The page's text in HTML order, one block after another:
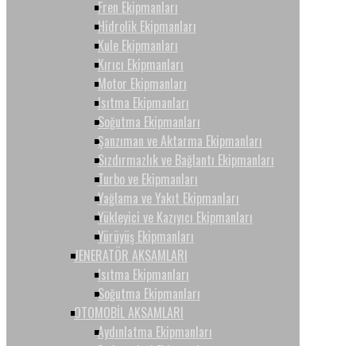
Fren Ekipmanları
Hidrolik Ekipmanları
Kule Ekipmanları
Kırıcı Ekipmanları
Motor Ekipmanları
Isıtma Ekipmanları
Soğutma Ekipmanları
Şanzıman ve Aktarma Ekipmanları
Sızdırmazlık ve Bağlantı Ekipmanları
Turbo ve Ekipmanları
Yağlama ve Yakıt Ekipmanları
Yükleyici ve Kazıyıcı Ekipmanları
Yürüyüş Ekipmanları
JENERATÖR AKSAMLARI
Isıtma Ekipmanları
Soğutma Ekipmanları
OTOMOBİL AKSAMLARI
Aydınlatma Ekipmanları